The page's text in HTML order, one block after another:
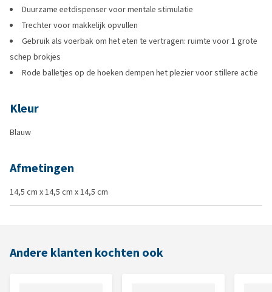
Duurzame eetdispenser voor mentale stimulatie
Trechter voor makkelijk opvullen
Gebruik als voerbak om het eten te vertragen: ruimte voor 1 grote
schep brokjes
Rode balletjes op de hoeken dempen het plezier voor stillere actie
Kleur
Blauw
Afmetingen
14,5 cm x 14,5 cm x 14,5 cm
Andere klanten kochten ook